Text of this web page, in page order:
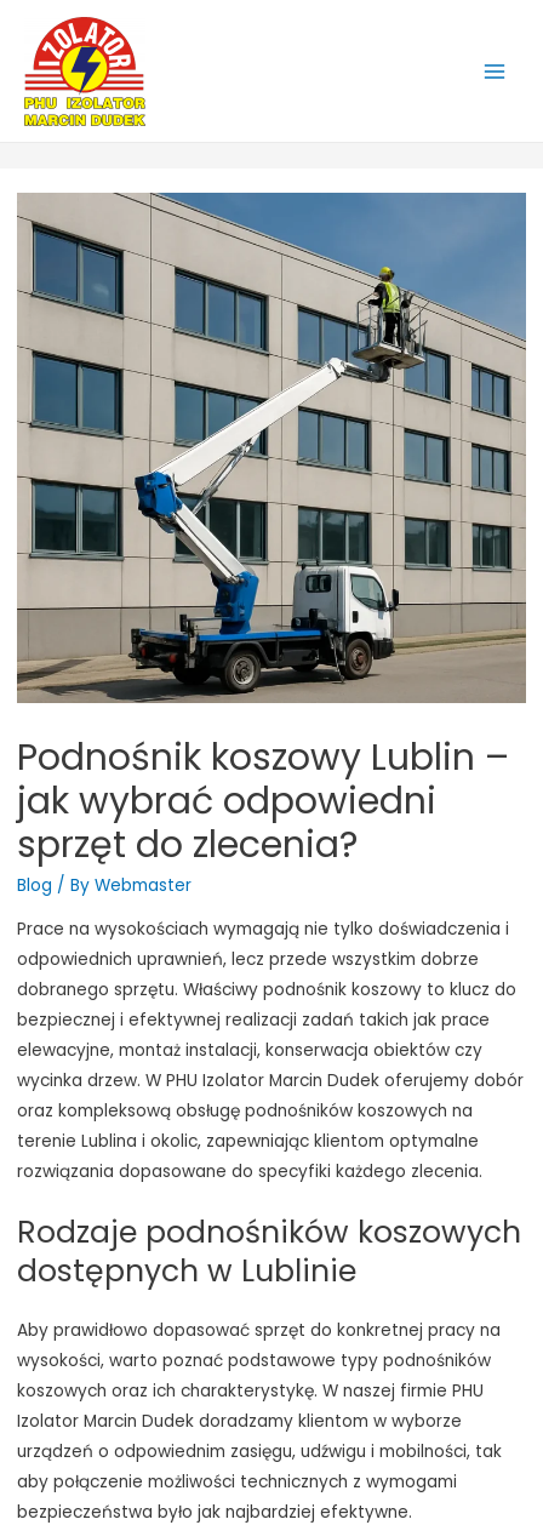
Podnośnik koszowy Lublin –
jak wybrać odpowiedni
sprzęt do zlecenia?
Blog / By Webmaster
Prace na wysokościach wymagają nie tylko doświadczenia i
odpowiednich uprawnień, lecz przede wszystkim dobrze
dobranego sprzętu. Właściwy podnośnik koszowy to klucz do
bezpiecznej i efektywnej realizacji zadań takich jak prace
elewacyjne, montaż instalacji, konserwacja obiektów czy
wycinka drzew. W PHU Izolator Marcin Dudek oferujemy dobór
oraz kompleksową obsługę podnośników koszowych na
terenie Lublina i okolic, zapewniając klientom optymalne
rozwiązania dopasowane do specyfiki każdego zlecenia.
Rodzaje podnośników koszowych
dostępnych w Lublinie
Aby prawidłowo dopasować sprzęt do konkretnej pracy na
wysokości, warto poznać podstawowe typy podnośników
koszowych oraz ich charakterystykę. W naszej firmie PHU
Izolator Marcin Dudek doradzamy klientom w wyborze
urządzeń o odpowiednim zasięgu, udźwigu i mobilności, tak
aby połączenie możliwości technicznych z wymogami
bezpieczeństwa było jak najbardziej efektywne.